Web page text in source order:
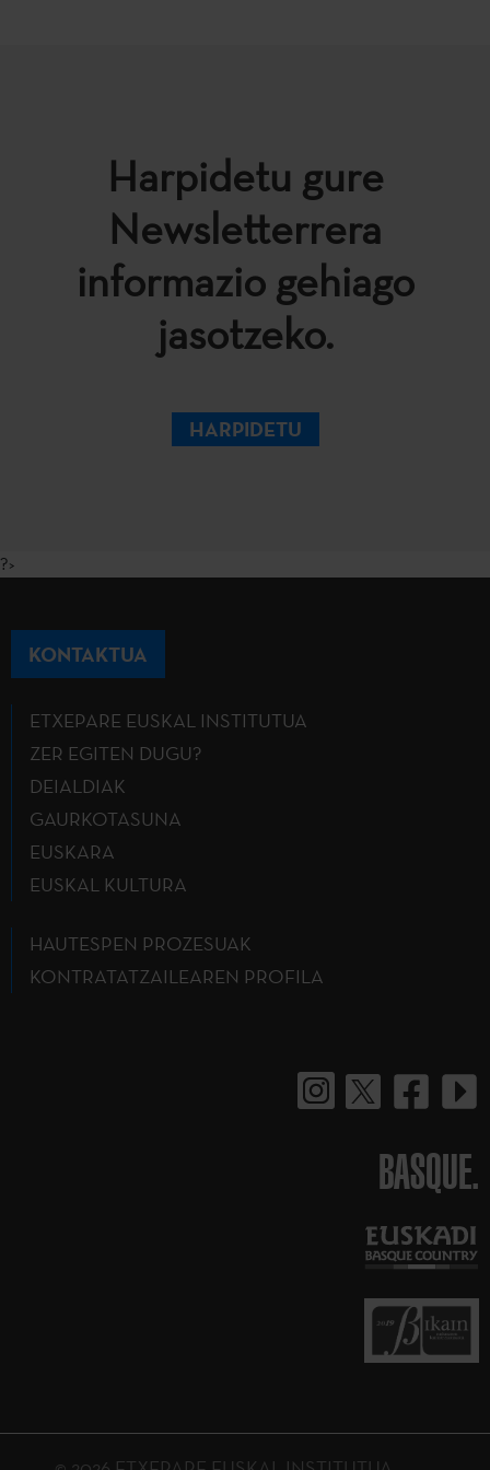
Harpidetu gure
Newsletterrera
informazio gehiago
jasotzeko.
HARPIDETU
?>
KONTAKTUA
ETXEPARE EUSKAL INSTITUTUA
ZER EGITEN DUGU?
DEIALDIAK
GAURKOTASUNA
EUSKARA
EUSKAL KULTURA
HAUTESPEN PROZESUAK
KONTRATATZAILEAREN PROFILA
BASQUE.